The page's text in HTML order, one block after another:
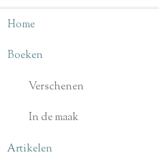
Home
Boeken
Verschenen
In de maak
Artikelen